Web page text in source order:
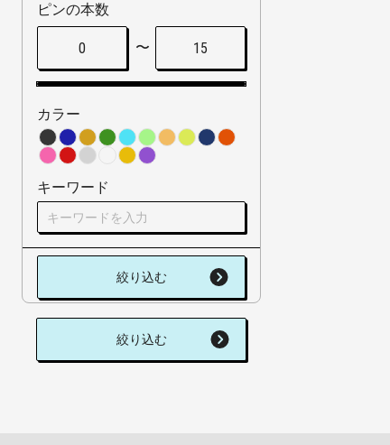
ピンの本数
0 〜 15
カラー
キーワード
絞り込む
絞り込む